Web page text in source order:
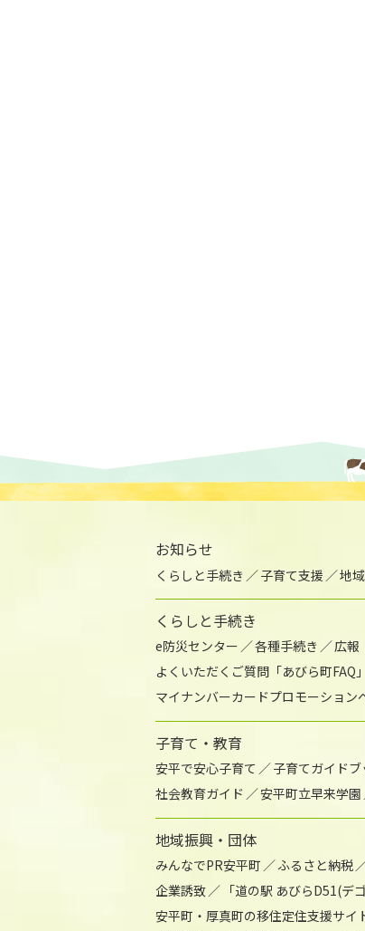
お知らせ
くらしと手続き 子育て支援 地
くらしと手続き
e防災センター 各種手続き 広報
よくいただくご質問「あびら町FAQ」
マイナンバーカードプロモーション
子育て・教育
安平で安心子育て 子育てガイドブ
社会教育ガイド
安平町立早来学園
地域振興・団体
みんなでPR安平町 ふるさと納税
企業誘致
「道の駅 あびらD51(デ
安平町・厚真町の移住定住支援サイ